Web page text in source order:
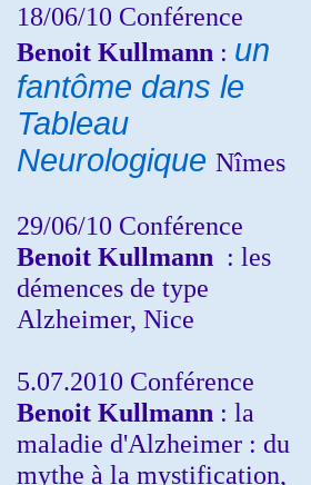
18/06/10 Conférence
Benoit Kullmann : un
fantôme dans le
Tableau
Neurologique Nîmes
29/06/10 Conférence
Benoit Kullmann : les
démences de type
Alzheimer, Nice
5.07.2010 Conférence
Benoit Kullmann : la
maladie d'Alzheimer : du
mythe à la mystification,